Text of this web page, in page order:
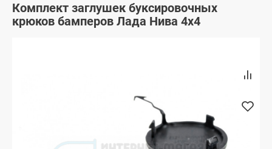
Комплект заглушек буксировочных
крюков бамперов Лада Нива 4х4